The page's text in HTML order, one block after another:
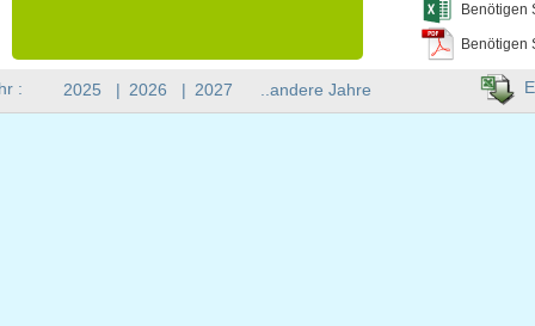
Benötigen
Benötigen
: 2025 | 2026 | 2027 ..andere Jahre